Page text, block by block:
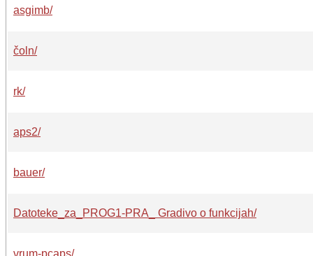
asgimb/
čoln/
rk/
aps2/
bauer/
Datoteke_za_PROG1-PRA_ Gradivo o funkcijah/
vrum-pcaps/